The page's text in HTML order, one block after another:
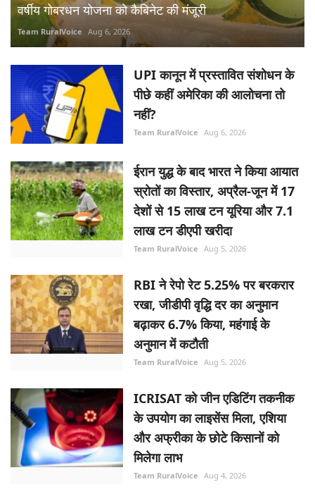
वर्षीय गोबरधन योजना को कैबिनेट की मंजूरी
Team RuralVoice Aug 6, 2026
UPI कानून में प्रस्तावित संशोधन के
पीछे कहीं अमेरिका की आलोचना तो
नहीं?
Team RuralVoice Aug 6, 2026
ईरान युद्ध के बाद भारत ने किया आयात
स्रोतों का विस्तार, अप्रैल-जून में 17
देशों से 15 लाख टन यूरिया और 7.1
लाख टन डीएपी खरीदा
Team RuralVoice Aug 5, 2026
RBI ने रेपो रेट 5.25% पर बरकरार
रखा, जीडीपी वृद्धि दर का अनुमान
बढ़ाकर 6.7% किया, महंगाई के
अनुमान में कटौती
Team RuralVoice Aug 5, 2026
ICRISAT को जीन एडिटिंग तकनीक
के उपयोग का लाइसेंस मिला, एशिया
और अफ्रीका के छोटे किसानों को
मिलेगा लाभ
Team RuralVoice Aug 4, 2026